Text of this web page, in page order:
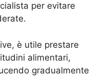
per evitare
è utile prestare
alimentari,
gradualmente